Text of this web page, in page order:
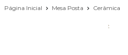
Página Inicial Mesa Posta Cerâmica